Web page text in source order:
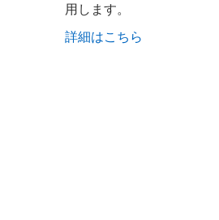
用します。
詳細はこちら